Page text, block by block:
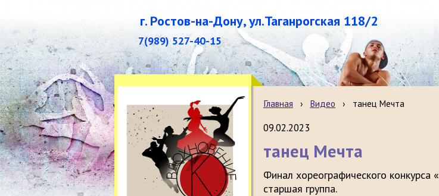
г. Ростов-на-Дону, ул.Таганрогская 118/2
7(989) 527-40-15
Главная › Видео › танец Мечта
09.02.2023
танец Мечта
Финал хореографического конкурса «
старшая группа.